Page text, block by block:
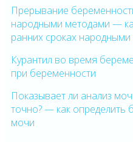
Прерывание
народными методами —
ранних сроках народными
Курантил во время
при беременности
Показывает ли анализ
точно? — как определить
мочи